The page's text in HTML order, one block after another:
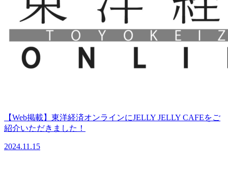
【Web掲載】東洋経済オンラインにJELLY JELLY CAFEをご
紹介いただきました！
2024.11.15